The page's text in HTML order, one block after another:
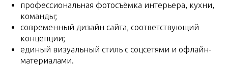
профессиональная фотосъёмка интерьера, кухни,
команды;
современный дизайн сайта, соответствующий
концепции;
единый визуальный стиль с соцсетями и офлайн-
материалами.